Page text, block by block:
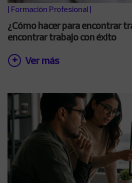
| Formación Profesional |
¿Cómo hacer para encontrar
encontrar trabajo con éxito
Ver más